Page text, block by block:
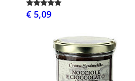
€ 5,09